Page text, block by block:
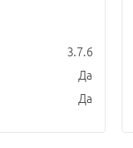
3.7.6
Да
Да